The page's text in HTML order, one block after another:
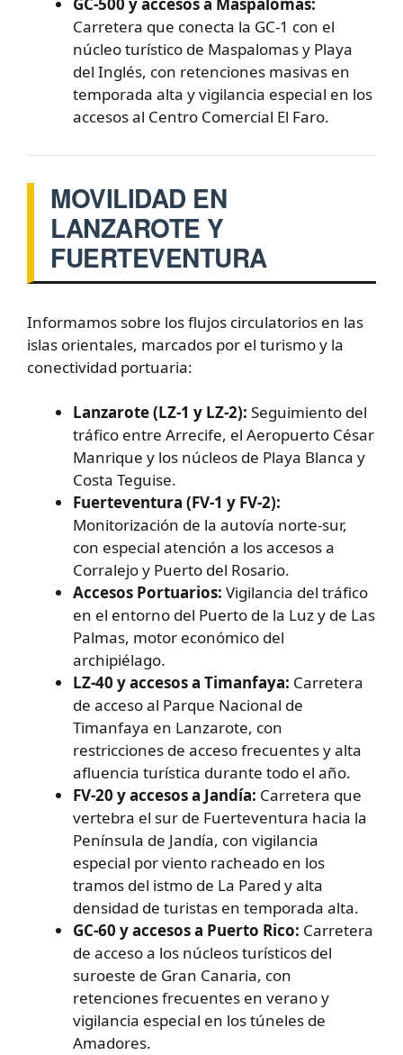
Carretera que conecta la GC-1 con el
núcleo turístico de Maspalomas y Playa
del Inglés, con retenciones masivas en
temporada alta y vigilancia especial en los
accesos al Centro Comercial El Faro.
MOVILIDAD EN
LANZAROTE Y
FUERTEVENTURA
Informamos sobre los flujos circulatorios en las
islas orientales, marcados por el turismo y la
conectividad portuaria:
Lanzarote (LZ-1 y LZ-2): Seguimiento del
tráfico entre Arrecife, el Aeropuerto César
Manrique y los núcleos de Playa Blanca y
Costa Teguise.
Fuerteventura (FV-1 y FV-2):
Monitorización de la autovía norte-sur,
con especial atención a los accesos a
Corralejo y Puerto del Rosario.
Accesos Portuarios: Vigilancia del tráfico
en el entorno del Puerto de la Luz y de Las
Palmas, motor económico del
archipiélago.
LZ-40 y accesos a Timanfaya: Carretera
de acceso al Parque Nacional de
Timanfaya en Lanzarote, con
restricciones de acceso frecuentes y alta
afluencia turística durante todo el año.
FV-20 y accesos a Jandía: Carretera que
vertebra el sur de Fuerteventura hacia la
Península de Jandía, con vigilancia
especial por viento racheado en los
tramos del istmo de La Pared y alta
densidad de turistas en temporada alta.
GC-60 y accesos a Puerto Rico: Carretera
de acceso a los núcleos turísticos del
suroeste de Gran Canaria, con
retenciones frecuentes en verano y
vigilancia especial en los túneles de
Amadores.